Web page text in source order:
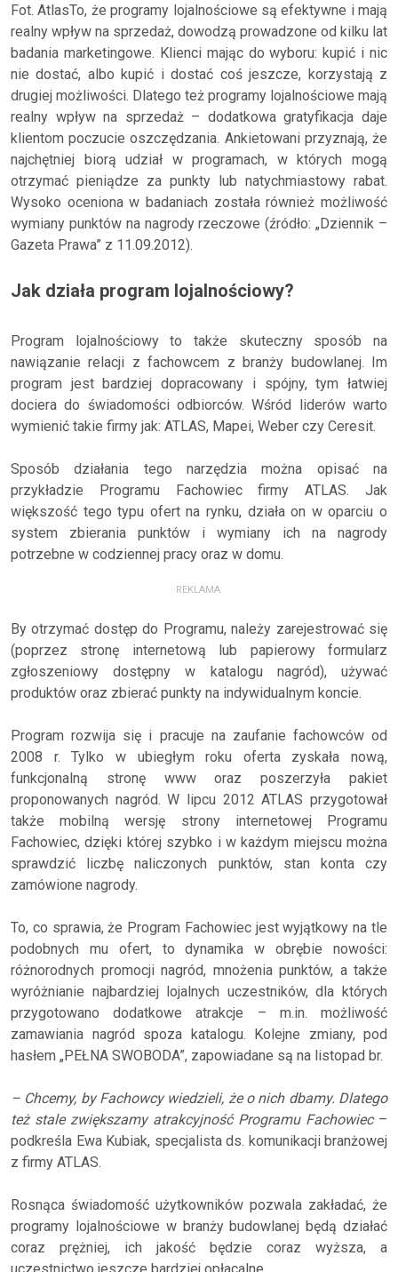
Fot. AtlasTo, że programy lojalnościowe są efektywne i mają
realny wpływ na sprzedaż, dowodzą prowadzone od kilku lat
badania marketingowe. Klienci mając do wyboru: kupić i nic
nie dostać, albo kupić i dostać coś jeszcze, korzystają z
drugiej możliwości. Dlatego też programy lojalnościowe mają
realny wpływ na sprzedaż – dodatkowa gratyfikacja daje
klientom poczucie oszczędzania. Ankietowani przyznają, że
najchętniej biorą udział w programach, w których mogą
otrzymać pieniądze za punkty lub natychmiastowy rabat.
Wysoko oceniona w badaniach została również możliwość
wymiany punktów na nagrody rzeczowe (źródło: „Dziennik –
Gazeta Prawa” z 11.09.2012).
Jak działa program lojalnościowy?
Program lojalnościowy to także skuteczny sposób na
nawiązanie relacji z fachowcem z branży budowlanej. Im
program jest bardziej dopracowany i spójny, tym łatwiej
dociera do świadomości odbiorców. Wśród liderów warto
wymienić takie firmy jak: ATLAS, Mapei, Weber czy Ceresit.
Sposób działania tego narzędzia można opisać na
przykładzie Programu Fachowiec firmy ATLAS. Jak
większość tego typu ofert na rynku, działa on w oparciu o
system zbierania punktów i wymiany ich na nagrody
potrzebne w codziennej pracy oraz w domu.
REKLAMA:
By otrzymać dostęp do Programu, należy zarejestrować się
(poprzez stronę internetową lub papierowy formularz
zgłoszeniowy dostępny w katalogu nagród), używać
produktów oraz zbierać punkty na indywidualnym koncie.
Program rozwija się i pracuje na zaufanie fachowców od
2008 r. Tylko w ubiegłym roku oferta zyskała nową,
funkcjonalną stronę www oraz poszerzyła pakiet
proponowanych nagród. W lipcu 2012 ATLAS przygotował
także mobilną wersję strony internetowej Programu
Fachowiec, dzięki której szybko i w każdym miejscu można
sprawdzić liczbę naliczonych punktów, stan konta czy
zamówione nagrody.
To, co sprawia, że Program Fachowiec jest wyjątkowy na tle
podobnych mu ofert, to dynamika w obrębie nowości:
różnorodnych promocji nagród, mnożenia punktów, a także
wyróżnianie najbardziej lojalnych uczestników, dla których
przygotowano dodatkowe atrakcje – m.in. możliwość
zamawiania nagród spoza katalogu. Kolejne zmiany, pod
hasłem „PEŁNA SWOBODA”, zapowiadane są na listopad br.
– Chcemy, by Fachowcy wiedzieli, że o nich dbamy. Dlatego
też stale zwiększamy atrakcyjność Programu Fachowiec –
podkreśla Ewa Kubiak, specjalista ds. komunikacji branżowej
z firmy ATLAS.
Rosnąca świadomość użytkowników pozwala zakładać, że
programy lojalnościowe w branży budowlanej będą działać
coraz prężniej, ich jakość będzie coraz wyższa, a